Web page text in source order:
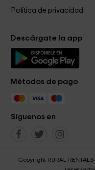
Política de privacidad
Descárgate la app
Métodos de pago
Síguenos en
Copyright RURAL